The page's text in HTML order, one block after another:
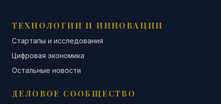
ТЕХНОЛОГИИ И ИННОВАЦИИ
Стартапы и исследования
Цифровая экономика
Остальные новости
ДЕЛОВОЕ СООБЩЕСТВО